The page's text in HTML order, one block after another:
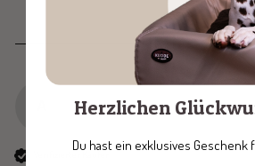
Herzlichen
Du hast ein exklusives Geschenk